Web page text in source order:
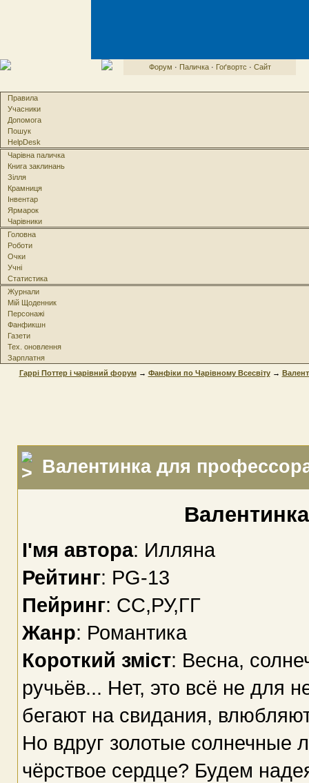
Форум · Паличка· Гоґвортс · Сайт
Правила
Учасники
Допомога
Пошук
HelpDesk
Чарівна паличка
Книга заклинань
Зілля
Крамниця
Інвентар
Ярмарок
Чарівники
Головна
Роботи
Очки
Учні
Статистика
Журнали
Мій Щоденник
Персонажі
Фанфикшн
Газети
Тех. оновлення
Зарплатня
Гаррі Поттер і чарівний форум→ Фанфіки по Чарівному Всесвіту→
Валентинка для
І'мя автора: Илляна
Рейтинг: PG-13
Пейринг: СС,РУ,ГГ
Жанр: Романтика
Короткий зміст: Весна,
ручьёв... Нет, это всё не для
бегают на свидания,
Но вдруг золотые солнечные
чёрствое сердце? Будем